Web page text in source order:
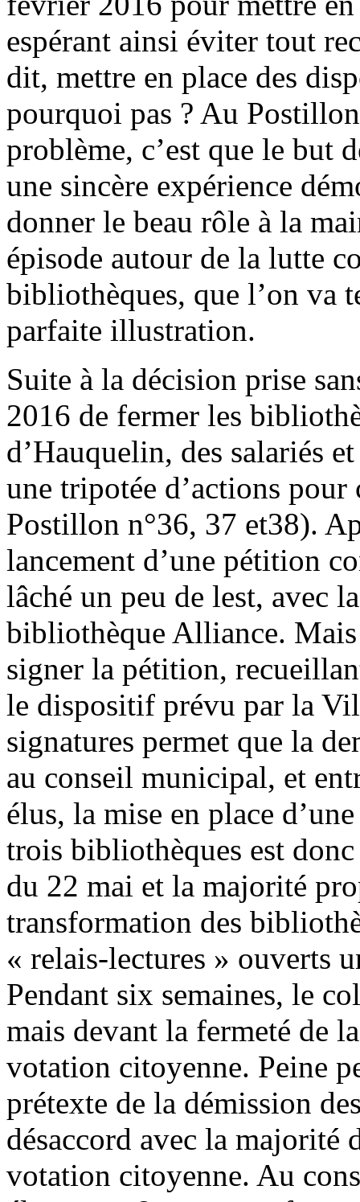
espérant ainsi éviter tout
dit, mettre en place des
pourquoi pas ? Au
problème, c’est que le but
une sincère expérience
donner le beau rôle à la
épisode autour de la lutte
bibliothèques, que l’on va
parfaite illustration.
Suite à la décision prise
2016 de fermer les
d’Hauquelin, des salariés
une tripotée d’actions
Postillon n°36, 37 et38).
lancement d’une pétition
lâché un peu de lest, avec
bibliothèque Alliance.
signer la pétition,
le dispositif prévu par la
signatures permet que la
au conseil municipal, et
élus, la mise en place
trois bibliothèques est
du 22 mai et la majorité
transformation des
« relais-lectures » ouverts
Pendant six semaines, le
mais devant la fermeté de
votation citoyenne. Peine
prétexte de la démission
désaccord avec la
votation citoyenne. Au